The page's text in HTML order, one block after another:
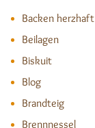
Backen herzhaft
Beilagen
Biskuit
Blog
Brandteig
Brennnessel